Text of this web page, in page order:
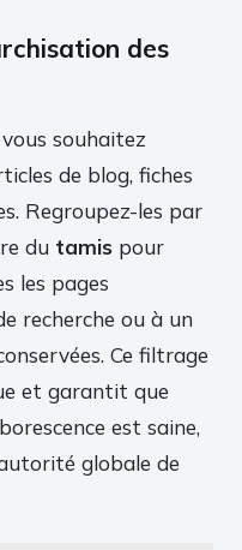
des
souhaitez
de blog, fiches
Regroupez-les par
du tamis pour
les pages
recherche ou à un
Ce filtrage
et garantit que
est saine,
globale de